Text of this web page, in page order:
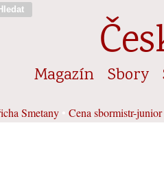
Hledat
Magazín Sbory
Smetany Cena sbormistr-junior